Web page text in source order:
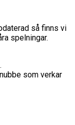
så finns vi
spelningar.
.
som verkar